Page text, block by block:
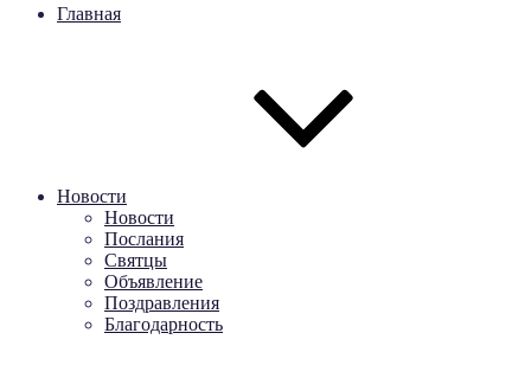
Главная
Новости
Новости
Послания
Святцы
Объявление
Поздравления
Благодарность